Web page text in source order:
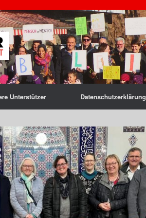
Unterstützer Datenschutzerklärung